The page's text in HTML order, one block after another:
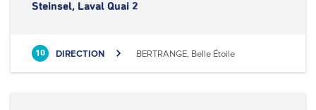
Steinsel, Laval Quai 2
10 DIRECTION BERTRANGE, Belle Étoile